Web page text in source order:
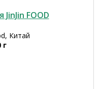
FOOD
Китай
г